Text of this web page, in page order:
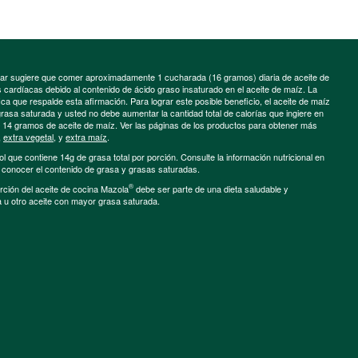
sugiere que comer aproximadamente 1 cucharada (16 gramos) diaria de aceite de
debido al contenido de ácido graso insaturado en el aceite de maíz. La
que respalde esta afirmación. Para lograr este posible beneficio, el aceite de maíz
saturada y usted no debe aumentar la cantidad total de calorías que ingiere en
gramos de aceite de maíz. Ver las páginas de los productos para obtener más
extra vegetal, y extra maíz.
que contiene 14g de grasa total por porción. Consulte la información nutricional en
el contenido de grasa y grasas saturadas.
del aceite de cocina Mazola® debe ser parte de una dieta saludable y
otro aceite con mayor grasa saturada.